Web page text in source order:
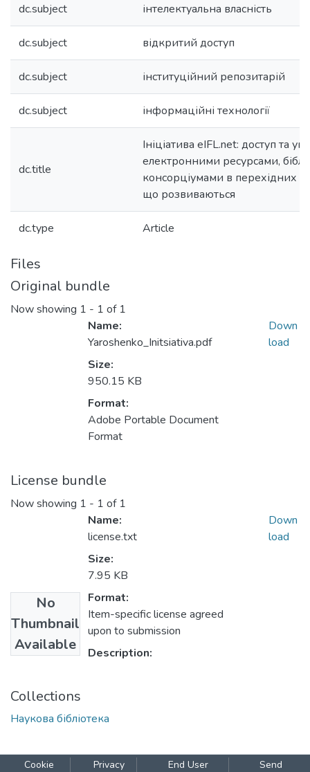
dc.subject інтелектуальна власність
dc.subject відкритий доступ
dc.subject інституційний репозитарій
dc.subject інформаційні технології
dc.title
Ініціатива eIFL.net: доступ та
електронними ресурсами,
консорціумами в перехідних
що розвиваються
dc.type Article
Files
Original bundle
Now showing 1 - 1 of 1
Name:
Yaroshenko_Initsiativa.pdf
Size:
950.15 KB
Format:
Adobe Portable Document
Format
Down
load
License bundle
Now showing 1 - 1 of 1
No
Thumbnail
Available
Name:
license.txt
Size:
7.95 KB
Format:
Item-specific license agreed
upon to submission
Description:
Down
load
Collections
Наукова бібліотека
Cookie Privacy End User Send